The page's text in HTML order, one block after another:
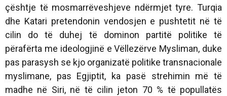
çështje të mosmarrëveshjeve ndërmjet tyre. Turqia
dhe Katari pretendonin vendosjen e pushtetit në të
cilin do të duhej të dominon partitë politike të
përafërta me ideologjinë e Vëllezërve Mysliman, duke
pas parasysh se kjo organizatë politike transnacionale
myslimane, pas Egjiptit, ka pasë strehimin më të
madhe në Siri, në të cilin jeton 70 % të popullatës